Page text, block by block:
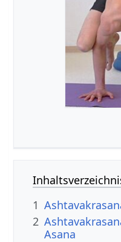
1
2
Asana